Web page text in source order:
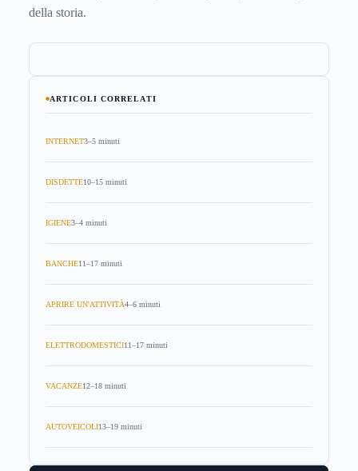
della storia.
ARTICOLI CORRELATI
INTERNET3–5 minuti
DISDETTE10–15 minuti
IGIENE3–4 minuti
BANCHE11–17 minuti
APRIRE UN'ATTIVITÀ4–6 minuti
ELETTRODOMESTICI11–17 minuti
VACANZE12–18 minuti
AUTOVEICOLI13–19 minuti